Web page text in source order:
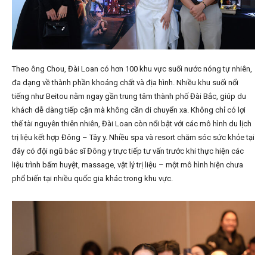
Theo ông Chou, Đài Loan có hơn 100 khu vực suối nước nóng tự nhiên,
đa dạng về thành phần khoáng chất và địa hình. Nhiều khu suối nổi
tiếng như Beitou nằm ngay gần trung tâm thành phố Đài Bắc, giúp du
khách dễ dàng tiếp cận mà không cần di chuyển xa. Không chỉ có lợi
thế tài nguyên thiên nhiên, Đài Loan còn nổi bật với các mô hình du lịch
trị liệu kết hợp Đông – Tây y. Nhiều spa và resort chăm sóc sức khỏe tại
đây có đội ngũ bác sĩ Đông y trực tiếp tư vấn trước khi thực hiện các
liệu trình bấm huyệt, massage, vật lý trị liệu – một mô hình hiện chưa
phổ biến tại nhiều quốc gia khác trong khu vực.